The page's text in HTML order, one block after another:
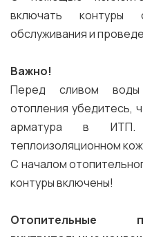
включать контуры
обслуживания и
Важно!
Перед сливом воды
отопления убедитесь,
арматура в
теплоизоляционном
С началом
контуры включены!
Отопительные